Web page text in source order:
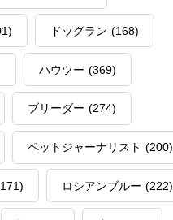
ドッグラン (168)
ハウツー (369)
ブリーダー (274)
ペットジャーナリスト (200)
ロシアンブルー (222)